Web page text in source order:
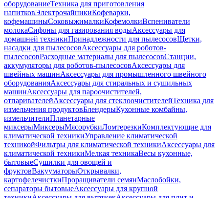
оборудованиеТехника для приготовления
напитковЭлектрочайникиКофеварки,
кофемашиныСоковыжималкиКофемолкиВспениватели
молокаСифоны для газирования водыАксессуары для
домашней техникиПринадлежности для пылесосовЩетки,
насадки для пылесосовАксессуары для роботов-
пылесосовРасходные материалы для пылесосовСтанции,
аккумуляторы для роботов-пылесосовАксессуары для
швейных машинАксессуары для промышленного швейного
оборудованияАксессуары для стиральных и сушильных
машинАксессуары для пароочистителей,
отпаривателейАксессуары для стеклоочистителейТехника для
измельчения продуктовБлендерыКухонные комбайны,
измельчителиПланетарные
миксерыМиксерыМясорубкиЛомтерезкиКомплектующие для
климатической техникиУправление климатической
техникойФильтры для климатической техникиАксессуары для
климатической техникиМелкая техникаВесы кухонные,
бытовыеСушилки для овощей и
фруктовВакууматорыОткрывалки,
картофелечисткиПроращиватели семянМаслобойки,
сепараторы бытовыеАксессуары для крупной